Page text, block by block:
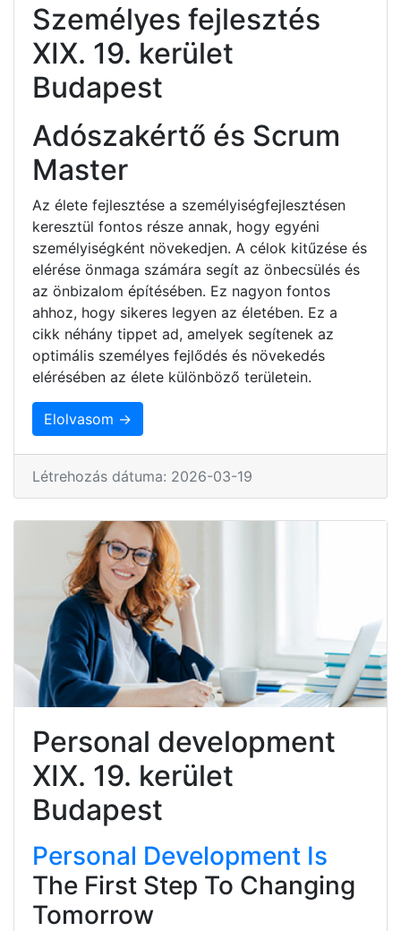
Személyes fejlesztés
XIX. 19. kerület
Budapest
Adószakértő és Scrum
Master
Az élete fejlesztése a személyiségfejlesztésen
keresztül fontos része annak, hogy egyéni
személyiségként növekedjen. A célok kitűzése és
elérése önmaga számára segít az önbecsülés és
az önbizalom építésében. Ez nagyon fontos
ahhoz, hogy sikeres legyen az életében. Ez a
cikk néhány tippet ad, amelyek segítenek az
optimális személyes fejlődés és növekedés
elérésében az élete különböző területein.
Elolvasom →
Létrehozás dátuma: 2026-03-19
Personal development
XIX. 19. kerület
Budapest
Personal Development Is
The First Step To Changing
Tomorrow